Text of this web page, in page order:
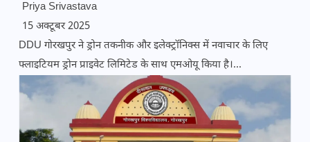
Priya Srivastava
15 अक्टूबर 2025
DDU गोरखपुर ने ड्रोन तकनीक और इलेक्ट्रॉनिक्स में नवाचार के लिए
फ्लाइटियम ड्रोन प्राइवेट लिमिटेड के साथ एमओयू किया है।...